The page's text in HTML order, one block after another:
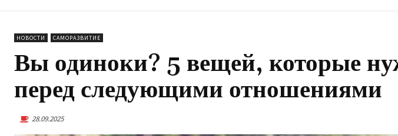
НОВОСТИ САМОРАЗВИТИЕ
Вы одиноки? 5 вещей, которые
перед следующими отношениями
28.09.2025